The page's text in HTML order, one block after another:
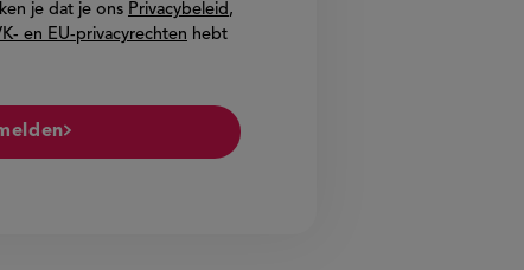
je dat je ons Privacybeleid,
en EU-privacyrechten hebt